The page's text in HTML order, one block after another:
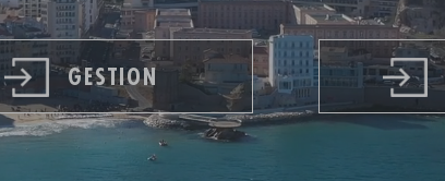
GESTION